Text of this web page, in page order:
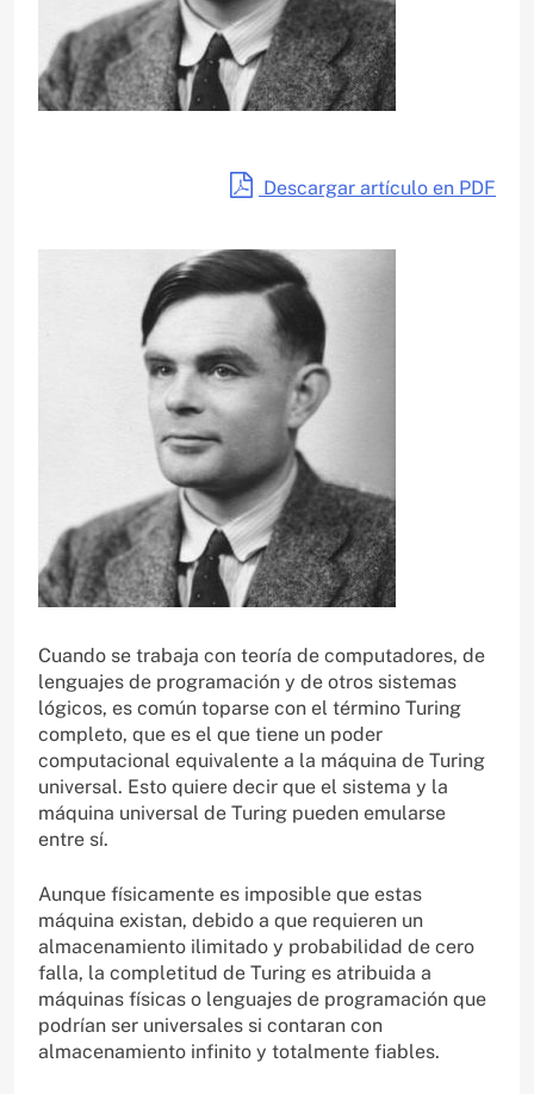
Descargar artículo en PDF
Cuando se trabaja con teoría de computadores, de
lenguajes de programación y de otros sistemas
lógicos, es común toparse con el término Turing
completo, que es el que tiene un poder
computacional equivalente a la máquina de Turing
universal. Esto quiere decir que el sistema y la
máquina universal de Turing pueden emularse
entre sí.
Aunque físicamente es imposible que estas
máquina existan, debido a que requieren un
almacenamiento ilimitado y probabilidad de cero
falla, la completitud de Turing es atribuida a
máquinas físicas o lenguajes de programación que
podrían ser universales si contaran con
almacenamiento infinito y totalmente fiables.